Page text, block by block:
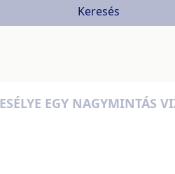
Keresés
EGY NAGYMINTÁS